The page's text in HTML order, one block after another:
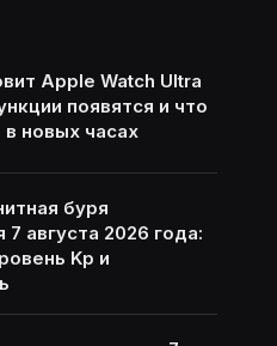
Apple Watch Ultra
появятся и что
в новых часах
буря
августа 2026 года:
Kp и